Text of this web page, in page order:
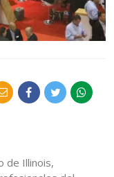
de Illinois,